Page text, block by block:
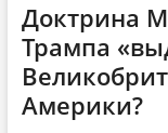
Доктрина
Трампа
Америки?